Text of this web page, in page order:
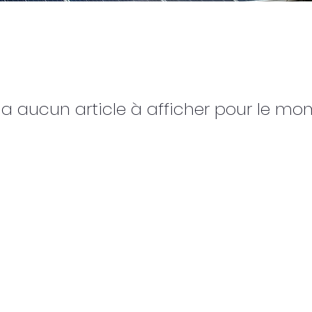
a aucun article à afficher pour le